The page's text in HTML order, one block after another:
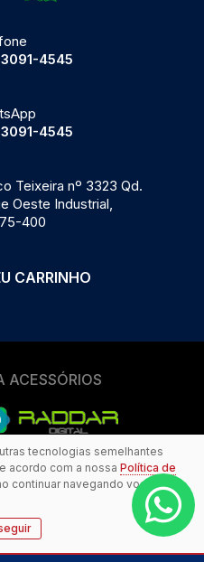
tecnologias semelhantes
acordo com a nossa Política de
continuar navegando você
4545
4545
Teixeira nº 3323 Qd.
Oeste Industrial,
400
CARRINHO